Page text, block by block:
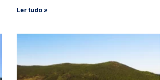
Ler tudo »